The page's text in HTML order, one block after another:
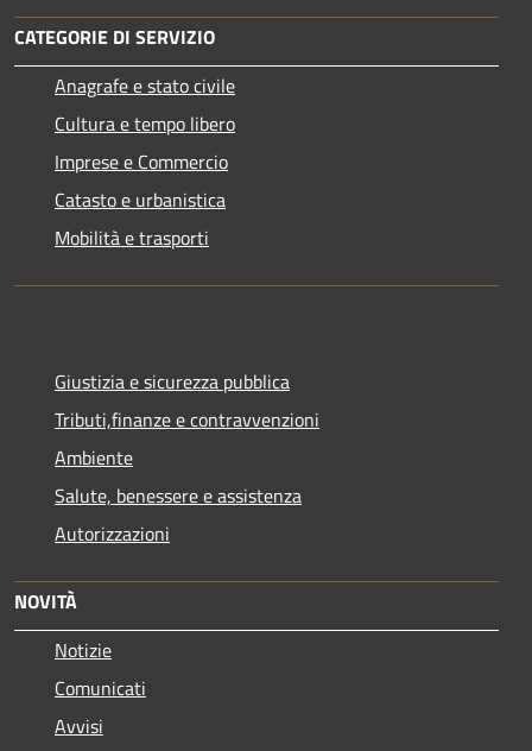
CATEGORIE DI SERVIZIO
Anagrafe e stato civile
Cultura e tempo libero
Imprese e Commercio
Catasto e urbanistica
Mobilità e trasporti
Giustizia e sicurezza pubblica
Tributi,finanze e contravvenzioni
Ambiente
Salute, benessere e assistenza
Autorizzazioni
NOVITÀ
Notizie
Comunicati
Avvisi